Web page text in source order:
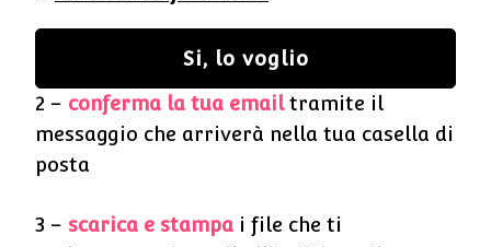
Si, lo voglio
2 – conferma la tua emailtramite il
messaggio che arriverà nella tua casella di
posta
3 – scarica e stampa i file che ti